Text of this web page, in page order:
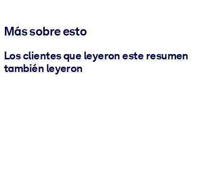
Más sobre esto
Los clientes que leyeron este resumen
también leyeron